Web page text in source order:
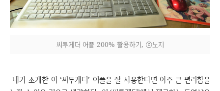
씨투게더 어플 200% 활용하기, ⓒ노지
내가 소개한 이 ‘씨투게더’ 어플을 잘 사용한다면 아주 큰 편리함을